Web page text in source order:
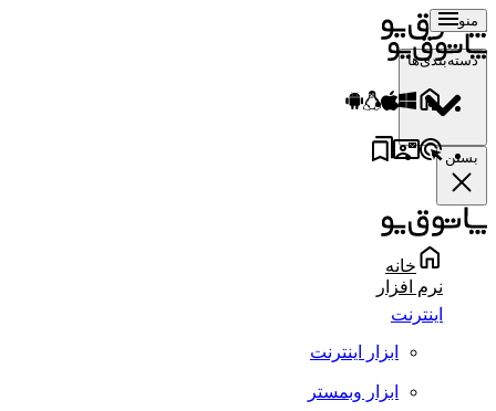
منو
دسته‌بندی‌ها
بستن
خانه
نرم افزار
اینترنت
ابزار اینترنت
ابزار وبمستر